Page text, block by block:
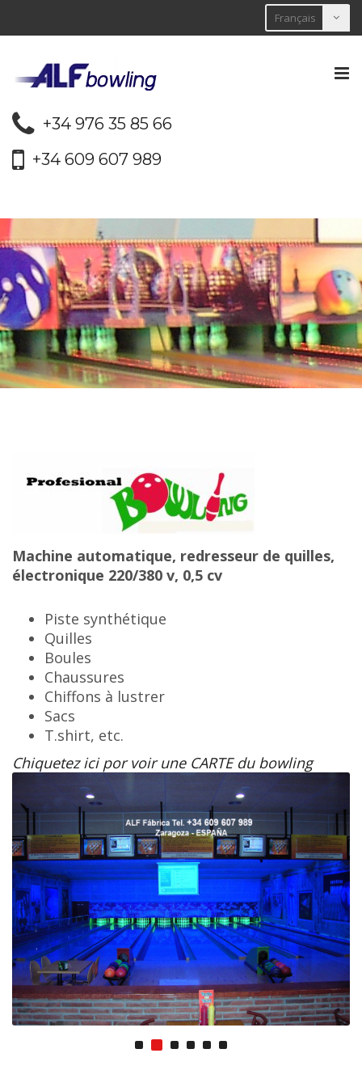
+34 976 35 85 66
+34 609 607 989
Machine automatique, redresseur de quilles,
électronique 220/380 v, 0,5 cv
Piste synthétique
Quilles
Boules
Chaussures
Chiffons à lustrer
Sacs
T.shirt, etc.
Chiquetez ici por voir une CARTE du bowling